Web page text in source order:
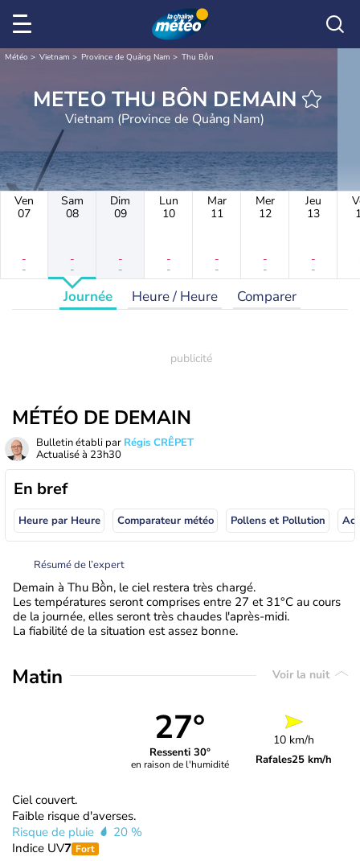
Météo Vietnam Province de Quảng Nam Thu Bồn
METEO THU BỒN DEMAIN
Vietnam (Province de Quảng Nam)
Ven
07
-
-
Sam
08
-
-
Dim
09
-
-
Lun
10
-
-
Mar
11
-
-
Mer
12
-
-
Jeu
13
-
-
Journée Heure / Heure Comparer
MÉTÉO DE DEMAIN
Bulletin établi par Régis CRÊPET
Actualisé à 23h30
En bref
Heure par Heure Comparateur météo Pollens et Pollution
Résumé de l’expert
Demain à Thu Bồn, le ciel restera très chargé.
Les températures seront comprises entre 27 et 31°C au cours
de la journée, elles seront très chaudes l'après-midi.
La fiabilité de la situation est assez bonne.
Matin Voir la nuit
27°
Ressenti 30°
en raison de l'humidité
10 km/h
Rafales25 km/h
Ciel couvert.
Faible risque d'averses.
Risque de pluie
20 %
Indice UV7 Fort